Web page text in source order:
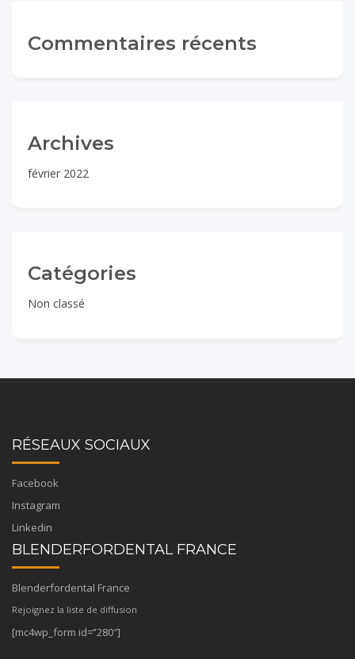
Commentaires récents
Archives
février 2022
Catégories
Non classé
RÉSEAUX SOCIAUX
Facebook
Instagram
Linkedin
BLENDERFORDENTAL FRANCE
Blenderfordental France
Rejoignez la liste de diffusion
[mc4wp_form id=”280″]